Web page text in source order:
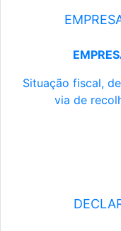
Situação fiscal,
via de